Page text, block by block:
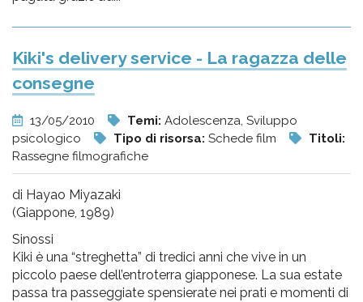
Kiki's delivery service - La ragazza delle
consegne
13/05/2010 Temi: Adolescenza, Sviluppo
psicologico
Tipo di risorsa: Schede film
Titoli:
Rassegne filmografiche
di Hayao Miyazaki
(Giappone, 1989)
Sinossi
Kiki è una “streghetta” di tredici anni che vive in un
piccolo paese dell’entroterra giapponese. La sua estate
passa tra passeggiate spensierate nei prati e momenti di